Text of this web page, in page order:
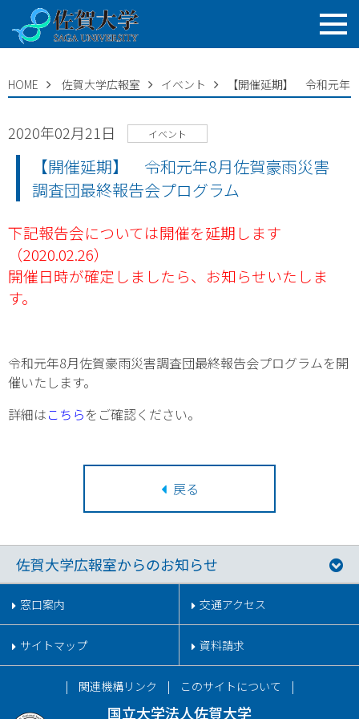
HOME 佐賀大学広報室 イベント 【開催延期】 令和元年
2020年02月21日 イベント
【開催延期】 令和元年8月佐賀豪雨災害
調査団最終報告会プログラム
下記報告会については開催を延期します
（2020.02.26）
開催日時が確定しましたら、お知らせいたしま
す。
令和元年8月佐賀豪雨災害調査団最終報告会プログラムを開
催いたします。
詳細はこちらをご確認ください。
戻る
佐賀大学広報室からのお知らせ
窓口案内 交通アクセス
サイトマップ 資料請求
国立大学法人佐賀大学
関連機構リンク このサイトについて